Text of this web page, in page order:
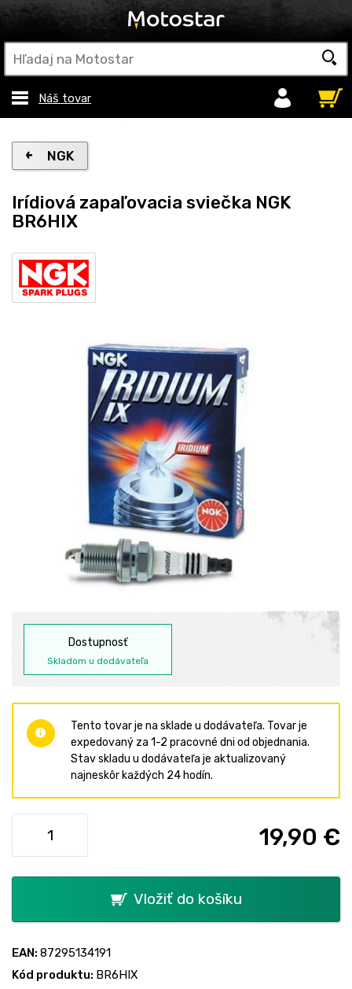
Náš tovar
NGK
Irídiová zapaľovacia sviečka NGK
BR6HIX
Dostupnosť
Skladom u dodávateľa
Tento tovar je na sklade u dodávateľa. Tovar je
expedovaný za 1-2 pracovné dni od objednania.
Stav skladu u dodávateľa je aktualizovaný
najneskôr každých 24 hodín.
19,90 €
Vložiť do košíku
EAN: 87295134191
Kód produktu: BR6HIX